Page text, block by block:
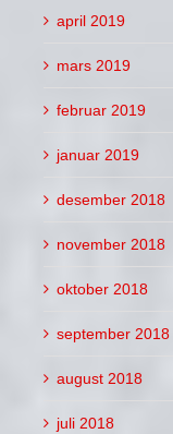
april 2019
mars 2019
februar 2019
januar 2019
desember 2018
november 2018
oktober 2018
september 2018
august 2018
juli 2018